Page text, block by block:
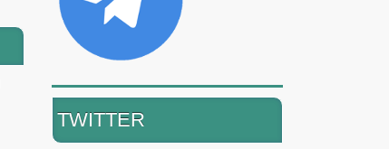
TWITTER